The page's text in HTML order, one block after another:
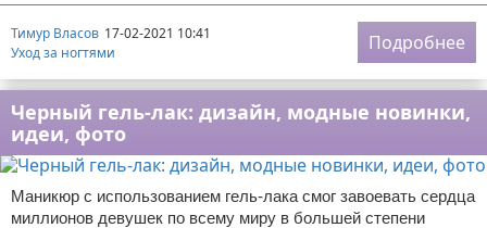
Тимур Власов 17-02-2021 10:41
Уход за ногтями
Подробнее
Черный гель-лак: дизайн, модные новинки,
идеи, фото
Маникюр с использованием гель-лака смог завоевать сердца
миллионов девушек по всему миру в большей степени